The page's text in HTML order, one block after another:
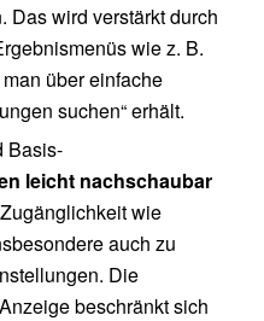
Das wird verstärkt durch
wie z. B.
über einfache
suchen“ erhält.
Basis-
leicht nachschaubar
wie
auch zu
Die
beschränkt sich